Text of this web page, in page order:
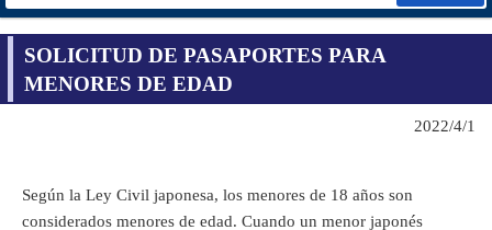
SOLICITUD DE PASAPORTES PARA
MENORES DE EDAD
2022/4/1
Según la Ley Civil japonesa, los menores de 18 años son
considerados menores de edad. Cuando un menor japonés